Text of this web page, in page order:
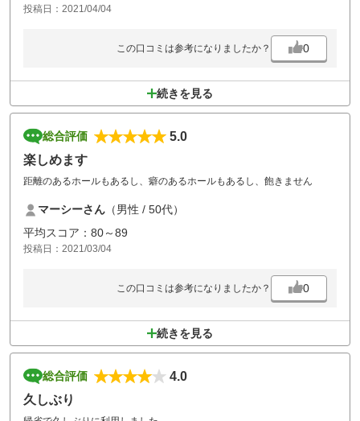
投稿日：2021/04/04
この口コミは参考になりましたか？ 0
続きを見る
総合評価
5.0
楽しめます
距離のあるホールもあるし、癖のあるホールもあるし、飽きません
マーシーさん （男性 / 50代）
平均スコア：80～89
投稿日：2021/03/04
この口コミは参考になりましたか？ 0
続きを見る
総合評価
4.0
久しぶり